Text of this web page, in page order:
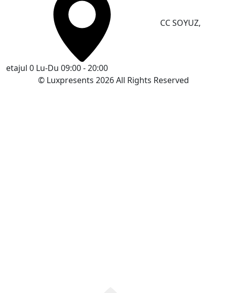
CC SOYUZ,
etajul 0 Lu-Du 09:00 - 20:00
© Luxpresents 2026 All Rights Reserved